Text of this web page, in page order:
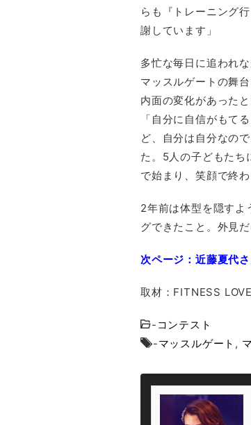
らも『トレーニング
謝しています」
多忙な毎日に追われ
マッスルゲートの舞
内面の変化があったと
「自分に自信がもて
ど、自分は自分なの
た。5人の子どもたち
で始まり、笑顔で終
2年前は体型を隠すよ
グできたこと。外見
次ページ：近藤夏代
取材：FITNESS
- コンテスト
-マッスルゲート ,